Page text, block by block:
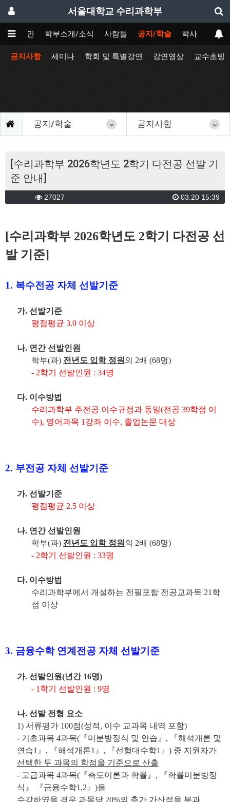
서울대학교 수리과학부
메인 학부소개/소식 사람들 공지/학술 학사
공지사항 세미나 학회 및 특별강연 강연영상 교수초빙
공지/학술 공지사항
[수리과학부 2026학년도 2학기 다전공 선발 기
준 안내]
27027 03.20 15:39
[수리과학부 2026학년도 2학기 다전공 선
발 기준]
1. 복수전공 자체 선발기준
가. 선발기준
평점평균 3.0 이상
나. 연간 선발인원
학부(과) 전년도 입학정원 의 2배 (68명)
- 2학기 선발인원 : 34명
다. 이수방법
수리과학부 주전공 이수규정과 동일(전공 39학점 이
수), 영어과목 1강좌 이수, 졸업논문 대상
2. 부전공 자체 선발기준
가. 선발기준
평점평균 2.5 이상
나. 연간 선발인원
학부(과) 전년도 입학정원 의 2배 (68명)
- 2학기 선발인원 : 33명
다. 이수방법
수리과학부에서 개설하는 전필포함 전공교과목 21 학
점 이상
3. 금융수학 연계전공 자체 선발기준
가. 선발인원(년간 16명)
- 1 학기 선발인원 : 9명
나. 선발 전형 요소
1) 서류평가 100점(성적, 이수 교과목 내역 포함)
- 기초과목 4과목(『미분방정식 및 연습 』 , 『해석개론 및
연습1 』 , 『해석개론1 』 , 『선형대수학1 』 ) 중 지원자가
선택한 두 과목의 학점을 기준으로 산출
- 고급과목 4과목(『측도이론과 확률 』 , 『확률미분방정
식 』 『금융수학1,2 』 )을
수강하였을 경우 과목당 20%의 추가 가산점을 부과